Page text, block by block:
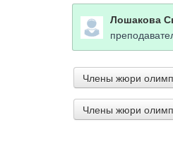
Лошакова
Члены жюри
Сергеева
Члены жюри